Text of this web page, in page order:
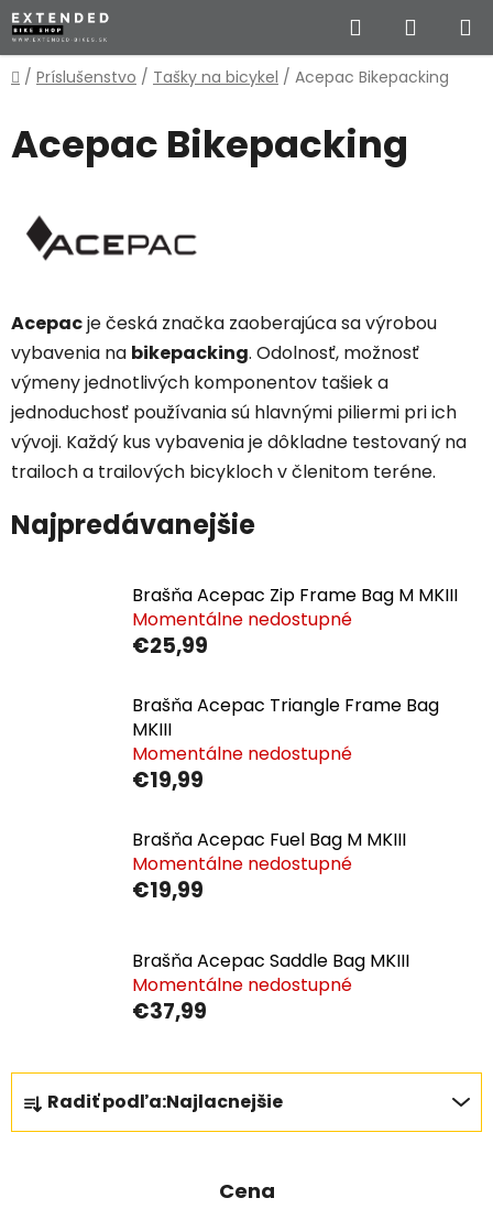
Prejsť
na
obsah
Hľadať
KOŠÍK
Domov
/ Príslušenstvo / Tašky na bicykel / Acepac Bikepacking
Acepac Bikepacking
Acepacječeská značka zaoberajúca sa výrobou
vybavenia na bikepacking. Odolnosť, možnosť
výmeny jednotlivých komponentov tašiek a
jednoduchosť používania sú hlavnými piliermi pri ich
vývoji. Každý kus vybavenia je dôkladne testovaný na
trailoch a trailových bicykloch v členitom teréne.
Najpredávanejšie
Brašňa Acepac Zip Frame Bag M MKIII
Momentálne nedostupné
€25,99
Brašňa Acepac Triangle Frame Bag
MKIII
Momentálne nedostupné
€19,99
Brašňa Acepac Fuel Bag M MKIII
Momentálne nedostupné
€19,99
Brašňa Acepac Saddle Bag MKIII
Momentálne nedostupné
€37,99
R
a
d
Radiť podľa:Najlacnejšie
Cena